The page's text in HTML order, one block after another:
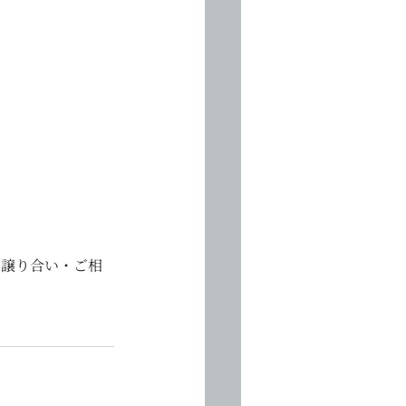
り合い・ご相